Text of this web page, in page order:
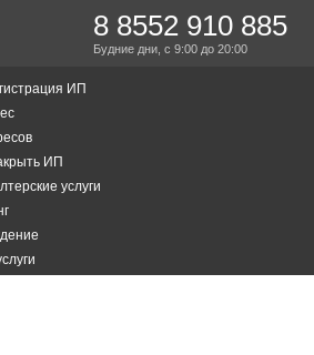
8 8552 910 885
Будние дни, с 9:00 до 20:00
ИП
ИП
услуги